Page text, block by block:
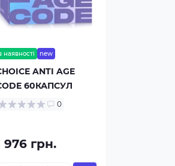
наявності new
ANTI AGE
60КАПСУЛ
0
976 грн.